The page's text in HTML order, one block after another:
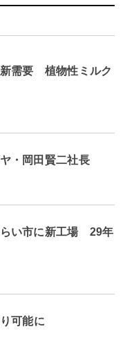
需要 植物性ミルク
・岡田賢二社長
らい市に新工場 29年
可能に